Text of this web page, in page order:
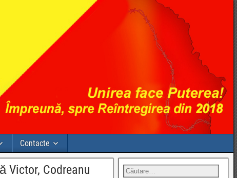
Contacte
Victor, Codreanu